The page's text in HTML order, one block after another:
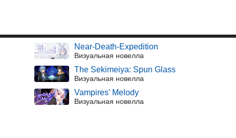
Near-Death-Expedition
Визуальная новелла
The Sekimeiya: Spun Glass
Визуальная новелла
Vampires' Melody
Визуальная новелла